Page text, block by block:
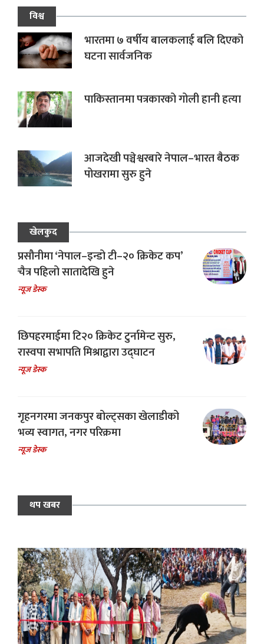
विश्व
भारतमा ७ वर्षीय बालकलाई बलि दिएको
घटना सार्वजनिक
पाकिस्तानमा पत्रकारको गोली हानी हत्या
आजदेखी पञ्चेश्वरबारे नेपाल–भारत बैठक
पोखरामा सुरु हुने
खेलकुद
प्रसौनीमा ‘नेपाल–इन्डो टी–२० क्रिकेट कप’
चैत्र पहिलो सातादेखि हुने
न्यूज डेस्क
छिपहरमाईमा टि२० क्रिकेट टुर्नामेन्ट सुरु,
रास्वपा सभापति मिश्राद्वारा उद्घाटन
न्यूज डेस्क
गृहनगरमा जनकपुर बोल्ट्सका खेलाडीको
भव्य स्वागत, नगर परिक्रमा
न्यूज डेस्क
थप खबर